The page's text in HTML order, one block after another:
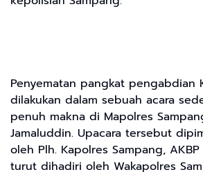
Penyematan pangkat pengabdian
dilakukan dalam sebuah acara
penuh makna di Mapolres
Jamaluddin. Upacara tersebut
oleh Plh. Kapolres Sampang,
turut dihadiri oleh Wakapolres